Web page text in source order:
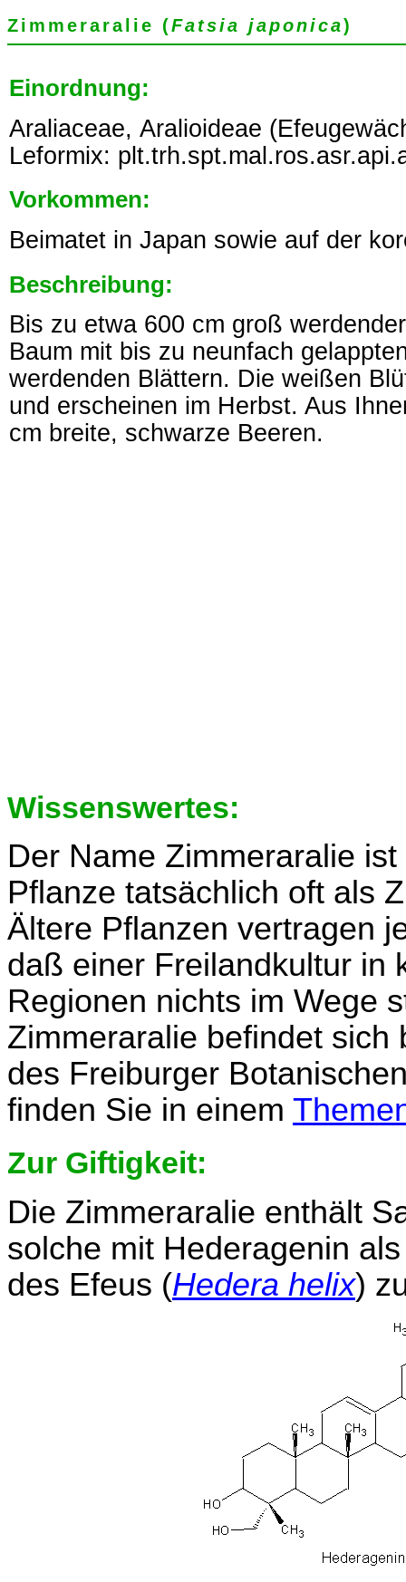
Zimmeraralie (Fatsia japonica)
Einordnung:
Araliaceae, Aralioideae
Leformix:
Vorkommen:
Beimatet in Japan sowie auf der
Beschreibung:
Bis zu etwa 600 cm groß
Baum mit bis zu neunfach
werdenden Blättern. Die weißen
und erscheinen im Herbst. Aus
cm breite, schwarze Beeren.
Wissenswertes:
Der Name Zimmeraralie
Pflanze tatsächlich oft als
Ältere Pflanzen vertragen
daß einer Freilandkultur in
Regionen nichts im Wege
Zimmeraralie befindet
des Freiburger
finden Sie in einem
Zur Giftigkeit:
Die Zimmeraralie enthält
solche mit Hederagenin
des Efeus (Hedera helix)